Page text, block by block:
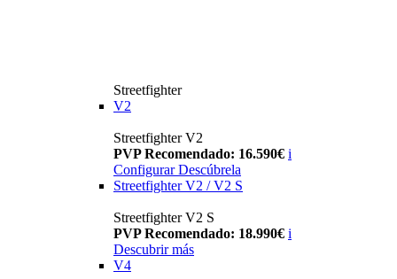
Streetfighter
V2
Streetfighter V2
PVP Recomendado: 16.590€ i
Configurar Descúbrela
Streetfighter V2 / V2 S
Streetfighter V2 S
PVP Recomendado: 18.990€ i
Descubrir más
V4